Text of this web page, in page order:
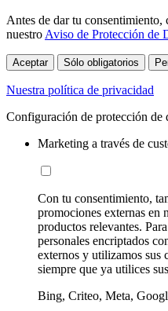
Antes de dar tu
nuestro Aviso de Protección de
Aceptar Sólo obligatorios
Nuestra política de privacidad
Configuración de protección de
Marketing a través de
Con tu consentimiento,
promociones externas en
productos relevantes.
personales encriptados
externos y utilizamos sus
siempre que ya utilices
Bing, Criteo, Meta,